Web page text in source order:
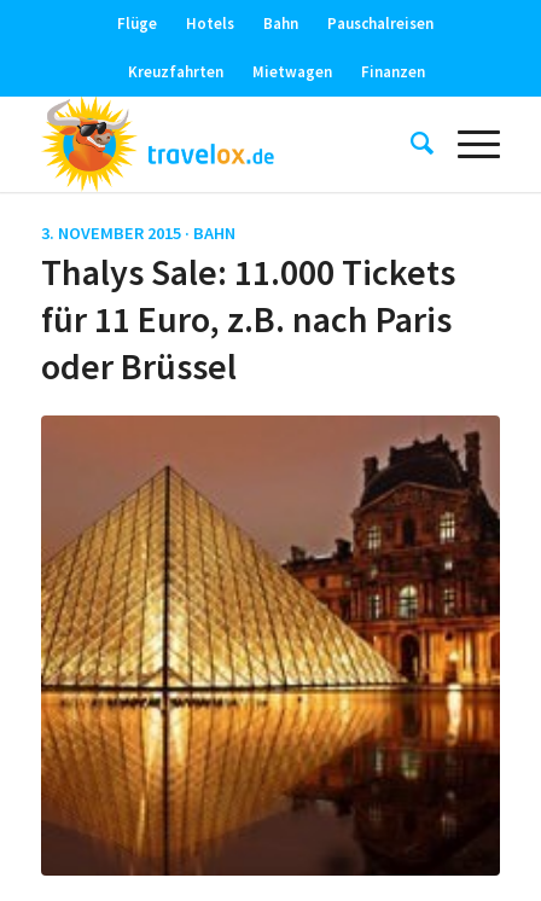
Flüge Hotels Bahn Pauschalreisen
Kreuzfahrten Mietwagen Finanzen
3. NOVEMBER 2015 · BAHN
Thalys Sale: 11.000 Tickets
für 11 Euro, z.B. nach Paris
oder Brüssel